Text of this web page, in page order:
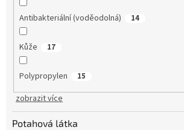
Antibakteriální (voděodolná) 14
Kůže 17
Polypropylen 15
zobrazit více
Potahová látka